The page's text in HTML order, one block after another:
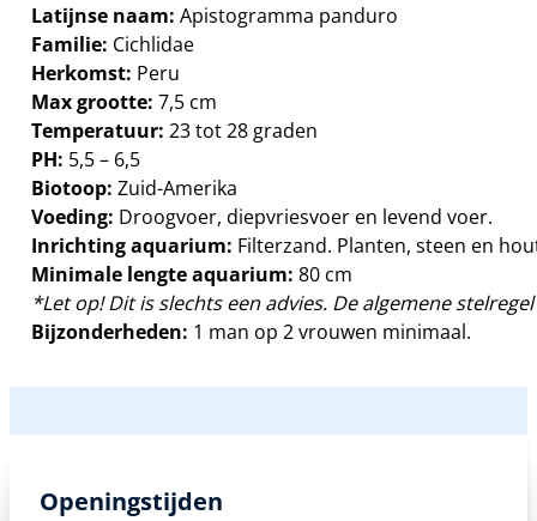
Latijnse naam: Apistogramma panduro
Familie: Cichlidae
Herkomst: Peru
Max grootte: 7,5 cm
Temperatuur: 23 tot 28 graden
PH: 5,5 – 6,5
Biotoop: Zuid-Amerika
Voeding: Droogvoer, diepvriesvoer en levend voer.
Inrichting aquarium: Filterzand. Planten, steen en
Minimale lengte aquarium: 80 cm
*Let op! Dit is slechts een advies. De algemene
Bijzonderheden: 1 man op 2 vrouwen minimaal.
Openingstijden